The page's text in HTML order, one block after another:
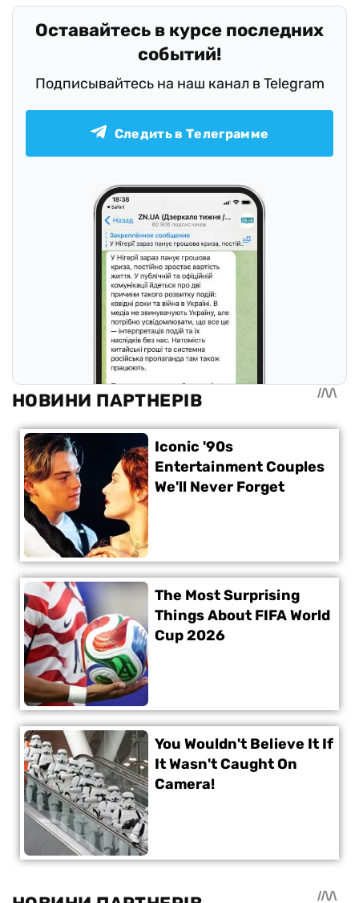
Оставайтесь в курсе последних
событий!
Подписывайтесь на наш канал в Telegram
Следить в Телеграмме